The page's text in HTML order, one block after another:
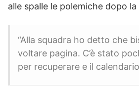
alle spalle le polemiche dopo la
“Alla squadra ho detto che
voltare pagina. C’è stato
per recuperare e il